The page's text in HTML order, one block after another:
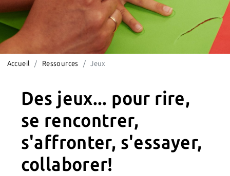
Accueil Ressources Jeux
Des jeux... pour rire,
se rencontrer,
s'affronter, s'essayer,
collaborer!